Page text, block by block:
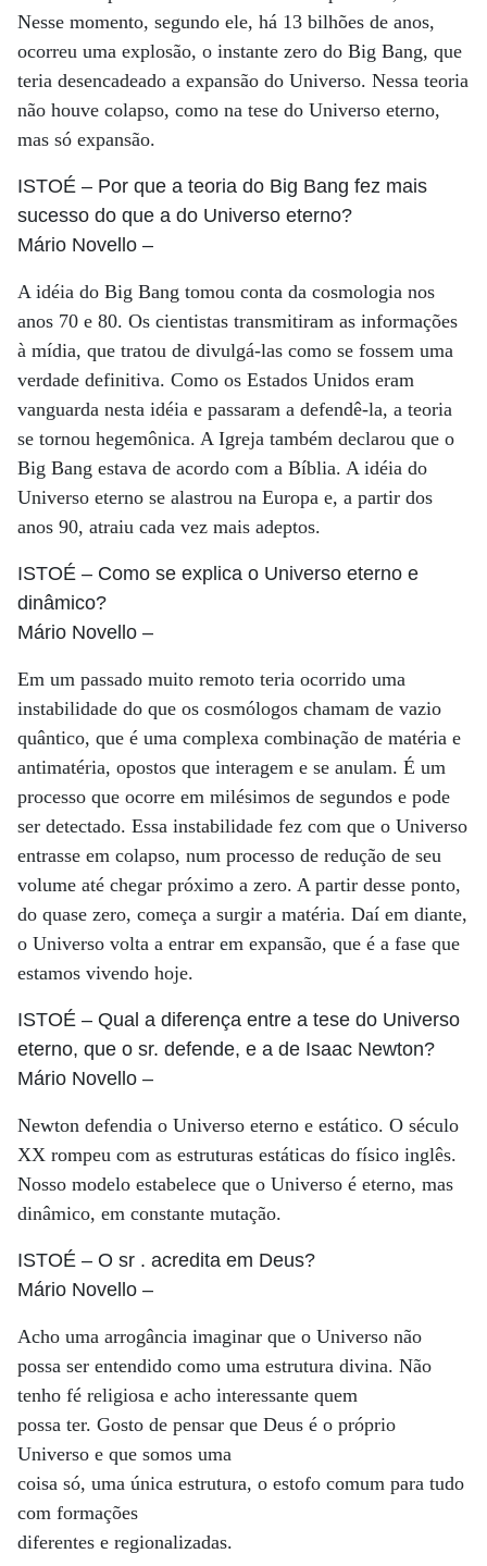
Nesse momento, segundo ele, há 13 bilhões de anos,
ocorreu uma explosão, o instante zero do Big Bang, que
teria desencadeado a expansão do Universo. Nessa teoria
não houve colapso, como na tese do Universo eterno,
mas só expansão.
ISTOÉ – Por que a teoria do Big Bang fez mais
sucesso do que a do Universo eterno?
Mário Novello –
A idéia do Big Bang tomou conta da cosmologia nos
anos 70 e 80. Os cientistas transmitiram as informações
à mídia, que tratou de divulgá-las como se fossem uma
verdade definitiva. Como os Estados Unidos eram
vanguarda nesta idéia e passaram a defendê-la, a teoria
se tornou hegemônica. A Igreja também declarou que o
Big Bang estava de acordo com a Bíblia. A idéia do
Universo eterno se alastrou na Europa e, a partir dos
anos 90, atraiu cada vez mais adeptos.
ISTOÉ – Como se explica o Universo eterno e
dinâmico?
Mário Novello –
Em um passado muito remoto teria ocorrido uma
instabilidade do que os cosmólogos chamam de vazio
quântico, que é uma complexa combinação de matéria e
antimatéria, opostos que interagem e se anulam. É um
processo que ocorre em milésimos de segundos e pode
ser detectado. Essa instabilidade fez com que o Universo
entrasse em colapso, num processo de redução de seu
volume até chegar próximo a zero. A partir desse ponto,
do quase zero, começa a surgir a matéria. Daí em diante,
o Universo volta a entrar em expansão, que é a fase que
estamos vivendo hoje.
ISTOÉ – Qual a diferença entre a tese do Universo
eterno, que o sr. defende, e a de Isaac Newton?
Mário Novello –
Newton defendia o Universo eterno e estático. O século
XX rompeu com as estruturas estáticas do físico inglês.
Nosso modelo estabelece que o Universo é eterno, mas
dinâmico, em constante mutação.
ISTOÉ – O sr . acredita em Deus?
Mário Novello –
Acho uma arrogância imaginar que o Universo não
possa ser entendido como uma estrutura divina. Não
tenho fé religiosa e acho interessante quem
possa ter. Gosto de pensar que Deus é o próprio
Universo e que somos uma
coisa só, uma única estrutura, o estofo comum para tudo
com formações
diferentes e regionalizadas.